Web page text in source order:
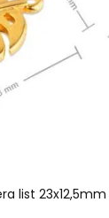
list 23x12,5mm